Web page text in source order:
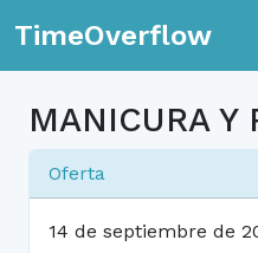
TimeOverflow
MANICURA Y
Oferta
14 de septiembre de